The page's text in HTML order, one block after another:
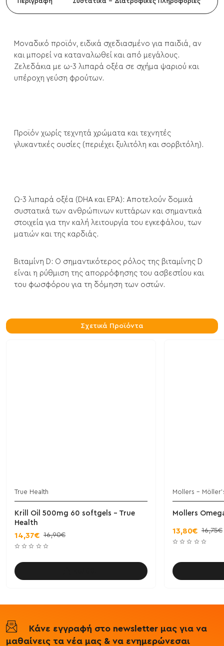
Μοναδικό προϊόν, ειδικά σχεδιασμένο για παιδιά, αν
και μπορεί να καταναλωθεί και από μεγάλους.
Ζελεδάκια με ω-3 λιπαρά οξέα σε σχήμα ψαριού και
υπέροχη γεύση φρούτων.
Προϊόν χωρίς τεχνητά χρώματα και τεχνητές
γλυκαντικές ουσίες (περιέχει ξυλιτόλη και σορβιτόλη).
Ω-3 λιπαρά οξέα (DHA και EPA): Αποτελούν δομικά
συστατικά των ανθρώπινων κυττάρων και σημαντικά
στοιχεία για την καλή λειτουργία του εγκεφάλου, των
ματιών και της καρδιάς.
Βιταμίνη D: Ο σημαντικότερος ρόλος της βιταμίνης D
είναι η ρύθμιση της απορρόφησης του ασβεστίου και
του φωσφόρου για τη δόμηση των οστών.
Σχετικά Προϊόντα
True Health
Krill Oil 500mg 60 softgels - True
Health
14,37€ 16,90€
Mollers -
Mollers
13,80€ 16,75€
Κάνε εγγραφή στο newsletter μας για να
μαθαίνεις τα νέα μας & να ενημερώνεσαι